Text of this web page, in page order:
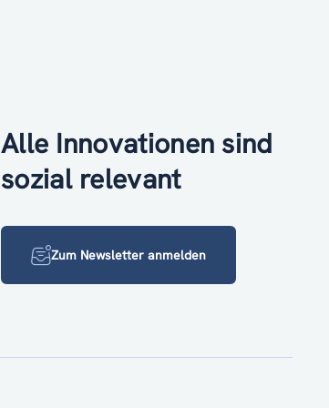
Alle Innovationen sind
sozial relevant
Zum Newsletter anmelden